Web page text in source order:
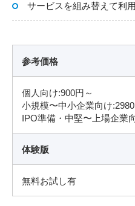
サービスを組み替えて利
参考価格
個人向け:900円～
小規模〜中小企業向け:2980
IPO準備・中堅〜上場企業
体験版
無料お試し有